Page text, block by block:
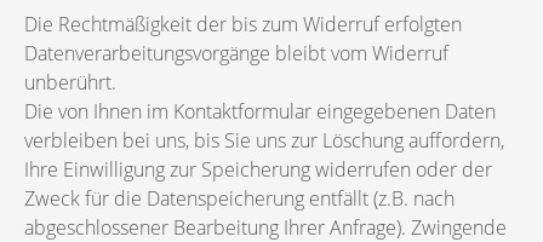
Die Rechtmäßigkeit der bis zum Widerruf erfolgten
Datenverarbeitungsvorgänge bleibt vom Widerruf
unberührt.
Die von Ihnen im Kontaktformular eingegebenen Daten
verbleiben bei uns, bis Sie uns zur Löschung auffordern,
Ihre Einwilligung zur Speicherung widerrufen oder der
Zweck für die Datenspeicherung entfällt (z.B. nach
abgeschlossener Bearbeitung Ihrer Anfrage). Zwingende